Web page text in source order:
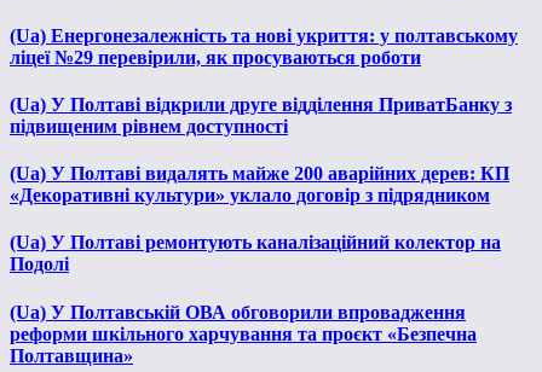
(Ua) Енергонезалежність та нові укриття: у полтавському
ліцеї №29 перевірили, як просуваються роботи
(Ua) У Полтаві відкрили друге відділення ПриватБанку з
підвищеним рівнем доступності
(Ua) У Полтаві видалять майже 200 аварійних дерев: КП
«Декоративні культури» уклало договір з підрядником
(Ua) У Полтаві ремонтують каналізаційний колектор на
Подолі
(Ua) У Полтавській ОВА обговорили впровадження
реформи шкільного харчування та проєкт «Безпечна
Полтавщина»